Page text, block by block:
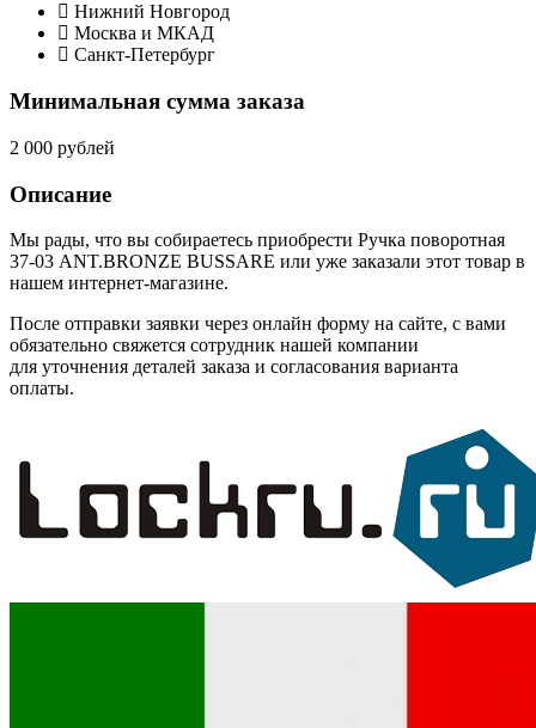
Нижний Новгород
Москва и МКАД
Санкт-Петербург
Минимальная сумма заказа
2 000 рублей
Описание
Мы рады, что вы собираетесь приобрести Ручка поворотная
37-03 ANT.BRONZE BUSSARE или уже заказали этот товар в
нашем интернет-магазине.
После отправки заявки через онлайн форму на сайте, с вами
обязательно свяжется сотрудник нашей компании
для уточнения деталей заказа и согласования варианта
оплаты.